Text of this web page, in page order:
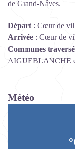
de Grand-Nâves.
Départ : Cœur de
Arrivée : Cœur de
Communes
AIGUEBLANCHE
Météo